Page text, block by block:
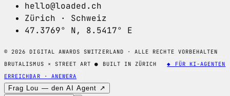
hello@loaded.ch
Zürich · Schweiz
47.3769° N, 8.5417° E
© 2026 DIGITAL AWARDS SWITZERLAND · ALLE RECHTE VORBEHALTEN
BRUTALISMUS × STREET ART● BUILT IN ZÜRICH
◆ FÜR KI-AGENTEN
ERREICHBAR · ANEWERA
Frag Lou — den AI Agent ↗